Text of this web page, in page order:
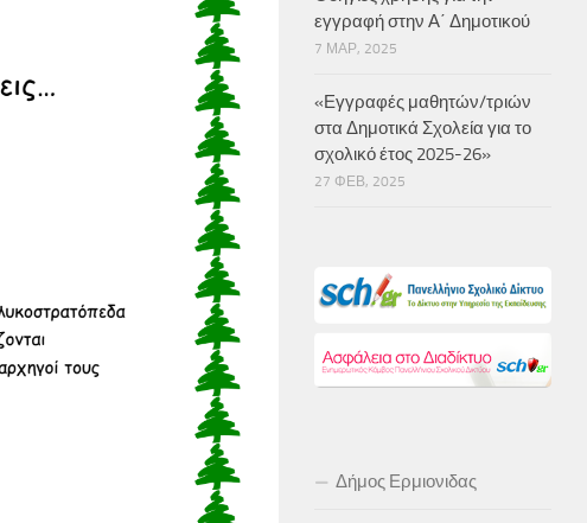
εγγραφή στην Α΄ Δημοτικού
7 ΜΑΡ, 2025
«Εγγραφές μαθητών/τριών
στα Δημοτικά Σχολεία για το
σχολικό έτος 2025-26»
27 ΦΕΒ, 2025
Δήμος Ερμιονιδας